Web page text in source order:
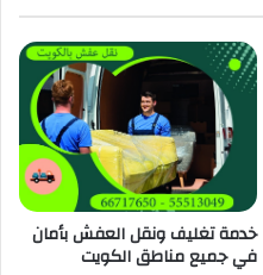
خدمة تغليف ونقل العفش بأمان
في جميع مناطق الكويت